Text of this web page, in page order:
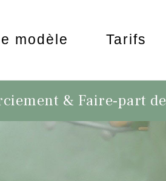
modèle Tarifs
& Faire-part